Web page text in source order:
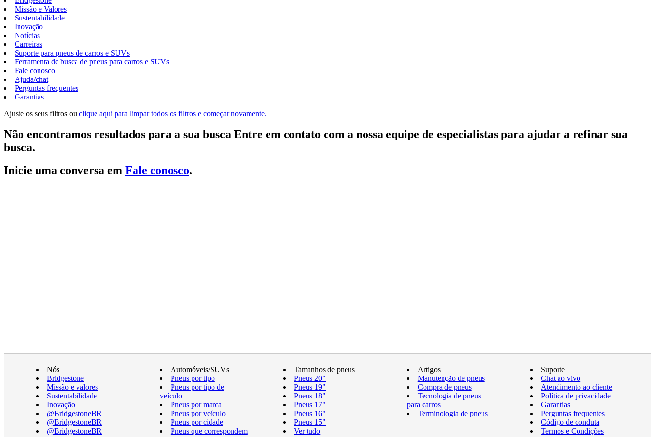
Missão e Valores
Sustentabilidade
Inovação
Notícias
Carreiras
Suporte para pneus de carros e SUVs
Ferramenta de busca de pneus para carros e SUVs
Fale conosco
Ajuda/chat
Perguntas frequentes
Garantias
Ajuste os seus filtros ou clique aqui para limpar todos os filtros e começar novamente.
Não encontramos resultados para a sua busca Entre em contato com a nossa equipe de especialistas para ajudar a refinar sua
busca.
Inicie uma conversa em Fale conosco.
Nós
Bridgestone
Missão e valores
Sustentabilidade
Inovação
@BridgestoneBR
@BridgestoneBR
@BridgestoneBR
Automóveis/SUVs
Pneus por tipo
Pneus por tipo de
veículo
Pneus por marca
Pneus por veículo
Pneus por cidade
Pneus que correspondem
Tamanhos de pneus
Pneus 20"
Pneus 19"
Pneus 18"
Pneus 17"
Pneus 16"
Pneus 15"
Ver tudo
Artigos
Manutenção de pneus
Compra de pneus
Tecnologia de pneus
para carros
Terminologia de pneus
Suporte
Chat ao vivo
Atendimento ao cliente
Política de privacidade
Garantias
Perguntas frequentes
Código de conduta
Termos e Condições